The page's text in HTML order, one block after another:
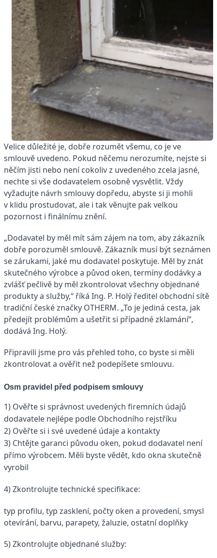
Velice důležité je, dobře rozumět všemu, co je ve
smlouvě uvedeno. Pokud něčemu nerozumíte, nejste si
něčím jisti nebo není cokoliv z uvedeného zcela jasné,
nechte si vše dodavatelem osobně vysvětlit. Vždy
vyžadujte návrh smlouvy dopředu, abyste si ji mohli
v klidu prostudovat, ale i tak věnujte pak velkou
pozornost i finálnímu znění.
„Dodavatel by měl mít sám zájem na tom, aby zákazník
dobře porozuměl smlouvě. Zákazník musí být seznámen
se zárukami, jaké mu dodavatel poskytuje. Měl by znát
skutečného výrobce a původ oken, termíny dodávky a
zvlášť pečlivě by měl zkontrolovat všechny objednané
produkty a služby,“ říká Ing. P. Holý ředitel obchodní sítě
tradiční české značky OTHERM. „To je jediná cesta, jak
předejít problémům a ušetřit si případné zklamání“,
dodává Ing. Holý.
Připravili jsme pro vás přehled toho, co byste si měli
zkontrolovat a ověřit než podepíšete smlouvu.
Osm pravidel před podpisem smlouvy
1) Ověřte si správnost uvedených firemních údajů
dodavatele nejlépe podle Obchodního rejstříku
2) Ověřte si i své uvedené údaje a kontakty
3) Chtějte garanci původu oken, pokud dodavatel není
přímo výrobcem. Měli byste vědět, kdo okna skutečně
vyrobil
4) Zkontrolujte technické specifikace:
typ profilu, typ zasklení, počty oken a provedení, smysl
otevírání, barvu, parapety, žaluzie, ostatní doplňky
5) Zkontrolujte objednané služby: